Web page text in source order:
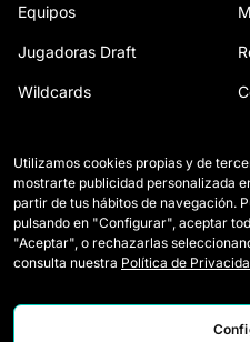
Equipos
Jugadoras Draft
Wildcards
Clasificación
Estadísticas
Simulador
Utilizamos cookies propias y de
mostrarte publicidad personalizada
partir de tus hábitos de navegación.
pulsando en "Configurar", aceptar
"Aceptar", o rechazarlas
consulta nuestra Política de